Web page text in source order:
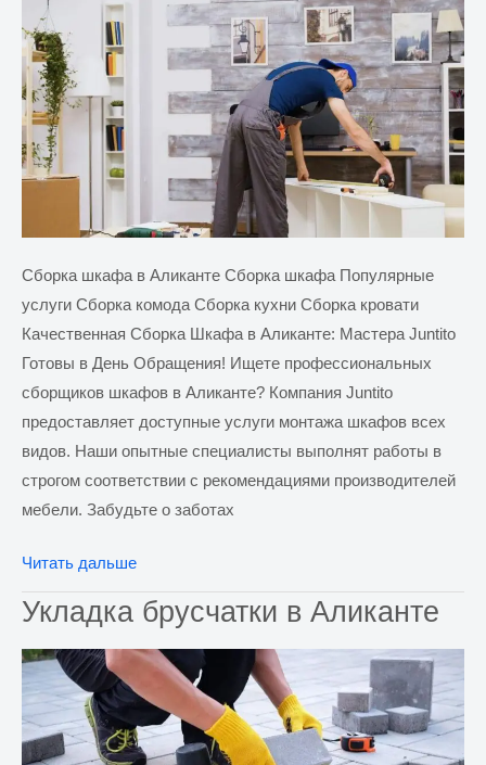
Сборка шкафа в Аликанте Сборка шкафа Популярные
услуги Сборка комода Сборка кухни Сборка кровати
Качественная Сборка Шкафа в Аликанте: Мастера Juntito
Готовы в День Обращения! Ищете профессиональных
сборщиков шкафов в Аликанте? Компания Juntito
предоставляет доступные услуги монтажа шкафов всех
видов. Наши опытные специалисты выполнят работы в
строгом соответствии с рекомендациями производителей
мебели. Забудьте о заботах
Сборка
шкафа
в
Аликанте
Читать дальше
Укладка брусчатки в Аликанте